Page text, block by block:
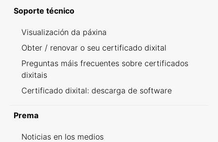
Soporte técnico
Visualización da páxina
Obter / renovar o seu certificado dixital
Preguntas máis frecuentes sobre certificados
dixitais
Certificado dixital: descarga de software
Prema
Noticias en los medios